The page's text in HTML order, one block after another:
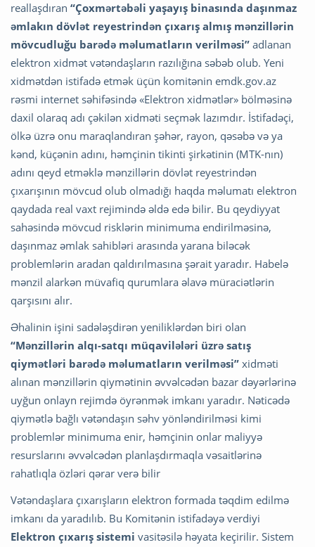
reallaşdıran “Çoxmərtəbəli yaşayış binasında daşınmaz
əmlakın dövlət reyestrindən çıxarış almış mənzillərin
mövcudluğu barədə məlumatların verilməsi” adlanan
elektron xidmət vətəndaşların razılığına səbəb olub. Yeni
xidmətdən istifadə etmək üçün komitənin emdk.gov.az
rəsmi internet səhifəsində «Elektron xidmətlər» bölməsinə
daxil olaraq adı çəkilən xidməti seçmək lazımdır. İstifadəçi,
ölkə üzrə onu maraqlandıran şəhər, rayon, qəsəbə və ya
kənd, küçənin adını, həmçinin tikinti şirkətinin (MTK-nın)
adını qeyd etməklə mənzillərin dövlət reyestrindən
çıxarışının mövcud olub olmadığı haqda məlumatı elektron
qaydada real vaxt rejimində əldə edə bilir. Bu qeydiyyat
sahəsində mövcud risklərin minimuma endirilməsinə,
daşınmaz əmlak sahibləri arasında yarana biləcək
problemlərin aradan qaldırılmasına şərait yaradır. Habelə
mənzil alarkən müvafiq qurumlara əlavə müraciətlərin
qarşısını alır.
Əhalinin işini sadələşdirən yeniliklərdən biri olan
“Mənzillərin alqı-satqı müqavilələri üzrə satış
qiymətləri barədə məlumatların verilməsi” xidməti
alınan mənzillərin qiymətinin əvvəlcədən bazar dəyərlərinə
uyğun onlayn rejimdə öyrənmək imkanı yaradır. Nəticədə
qiymətlə bağlı vətəndaşın səhv yönləndirilməsi kimi
problemlər minimuma enir, həmçinin onlar maliyyə
resurslarını əvvəlcədən planlaşdırmaqla vəsaitlərinə
rahatlıqla özləri qərar verə bilir
Vətəndaşlara çıxarışların elektron formada təqdim edilmə
imkanı da yaradılıb. Bu Komitənin istifadəyə verdiyi
Elektron çıxarış sistemi vasitəsilə həyata keçirilir. Sistem